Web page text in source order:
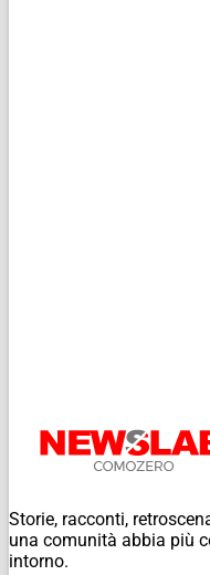
Storie, racconti,
una comunità abbia più
intorno.